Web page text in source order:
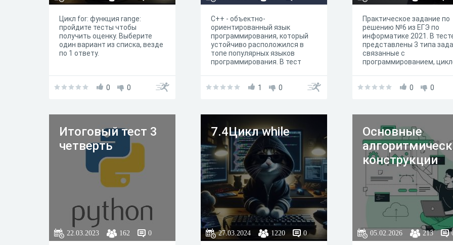
Цикл for: функция range:
пройдите тесты чтобы
получить оценку. Выберите
один вариант из списка, везде
по 1 ответу.
0 0
С++ - объектно-
ориентированный язык
программирования, который
устойчиво расположился в
топе популярных языков
программирования. В тест
начальном и среднем уровнях.
1 0
Практическое задание по
решению №6 из ЕГЭ по
информатике 2021. В
представлены 3 типа
связанные с
программированием,
0 0
Итоговый тест 3
четверть
22.03.2023 162 0
7.4Цикл while
27.03.2024 1220 0
Основные
конструкции
05.02.2026 213